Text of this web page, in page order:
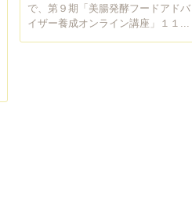
で、第９期「美腸発酵フードアドバ
イザー養成オンライン講座」１１...